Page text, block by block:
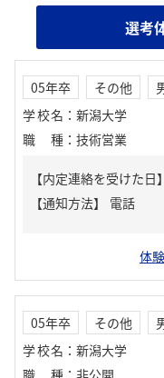
選考
05年卒 その他
学校名 ： 新潟大学
職種 ： 技術営業
【内定連絡を受けた日】
【通知方法】
電話
体
05年卒 その他
学校名 ： 新潟大学
職種 ： 非公開